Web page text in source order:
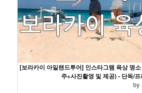
[보라카이 아일랜드투어] 인스타그램 육상 명
주+사진촬영 및 제공) - 단독/프
by